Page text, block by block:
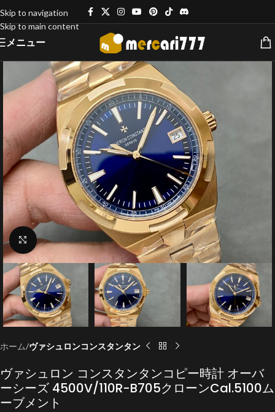
Skip to navigation
Skip to main content
メニュー
クリックで拡大
ホーム ヴァシュロンコンスタンタン
ヴァシュロン コンスタンタンコピー時計 オーバ
ーシーズ 4500V/110R-B705クローンCal.5100ム
ーブメント